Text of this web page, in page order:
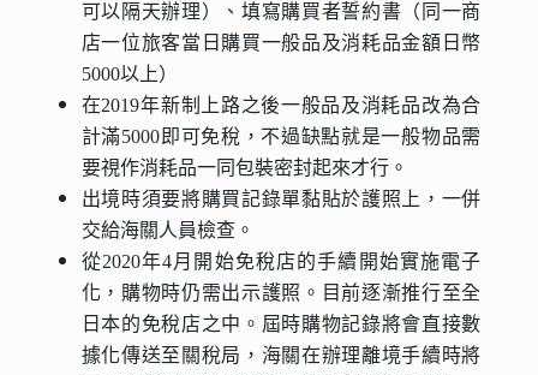
可以隔天辦理）、填寫購買者誓約書（同一商
店一位旅客當日購買一般品及消耗品金額日幣
5000以上）
在2019年新制上路之後一般品及消耗品改為合
計滿5000即可免稅，不過缺點就是一般物品需
要視作消耗品一同包裝密封起來才行。
出境時須要將購買記錄單黏貼於護照上，一併
交給海關人員檢查。
從2020年4月開始免稅店的手續開始實施電子
化，購物時仍需出示護照。目前逐漸推行至全
日本的免稅店之中。屆時購物記錄將會直接數
據化傳送至關稅局，海關在辦理離境手續時將